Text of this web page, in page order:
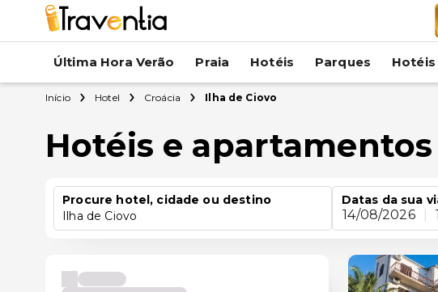
Última Hora Verão Praia Hotéis Parques
Início Hotel Croácia Ilha de Ciovo
Hotéis e
Procure hotel, cidade ou destino
Ilha de Ciovo
Datas da sua
14/08/2026